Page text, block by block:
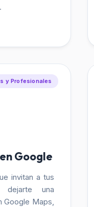
y Profesionales
Google
invitan a tus
dejarte una
Google Maps,